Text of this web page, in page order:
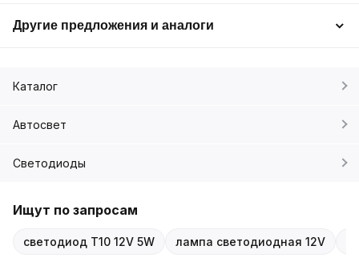
Другие предложения и аналоги
Каталог
Автосвет
Светодиоды
Ищут по запросам
светодиод T10 12V 5W лампа светодиодная 12V